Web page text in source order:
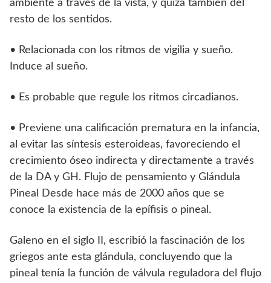
ambiente a través de la vista, y quizá también del
resto de los sentidos.
• Relacionada con los ritmos de vigilia y sueño.
Induce al sueño.
• Es probable que regule los ritmos circadianos.
• Previene una calificación prematura en la infancia,
al evitar las síntesis esteroideas, favoreciendo el
crecimiento óseo indirecta y directamente a través
de la DA y GH. Flujo de pensamiento y Glándula
Pineal Desde hace más de 2000 años que se
conoce la existencia de la epífisis o pineal.
Galeno en el siglo II, escribió la fascinación de los
griegos ante esta glándula, concluyendo que la
pineal tenía la función de válvula reguladora del flujo